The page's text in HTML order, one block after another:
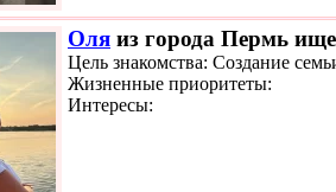
Оля из города Пермь
Цель знакомства: Создание
Жизненные приоритеты:
Интересы: